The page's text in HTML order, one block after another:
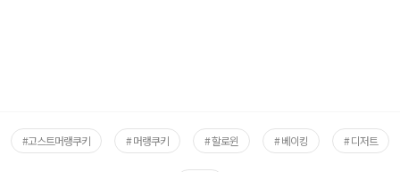
#고스트머랭쿠키 # 머랭쿠키 # 할로윈 # 베이킹 # 디저트